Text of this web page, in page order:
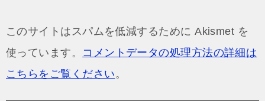
このサイトはスパムを低減するために Akismet を
使っています。 コメントデータの処理方法の詳細は
こちらをご覧ください 。